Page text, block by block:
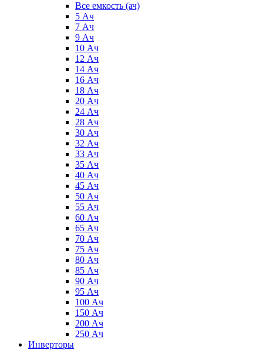
Все емкость (ач)
5 Ач
7 Ач
9 Ач
10 Ач
12 Ач
14 Ач
16 Ач
18 Ач
20 Ач
24 Ач
28 Ач
30 Ач
32 Ач
33 Ач
35 Ач
40 Ач
45 Ач
50 Ач
55 Ач
60 Ач
65 Ач
70 Ач
75 Ач
80 Ач
85 Ач
90 Ач
95 Ач
100 Ач
150 Ач
200 Ач
250 Ач
Инверторы